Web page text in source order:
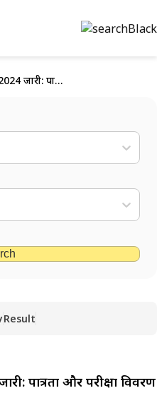
सीयूईटी पीजी अधिसूचना 2024 जारी: पात्रता और परीक्षा विवरण देखें
Result
पात्रता और परीक्षा विवरण